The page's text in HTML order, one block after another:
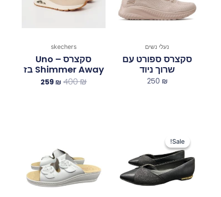
נעלי נשים
סקצרס ספורט עם
שרוך ניוד
250 ₪
skechers
סקצרס Uno –
Shimmer Away בז
400₪
259 ₪
Sale!
Sale!
היה:
279 ₪.
119 ₪.